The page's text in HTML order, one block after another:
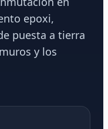
epoxi,
puesta a tierra
y los